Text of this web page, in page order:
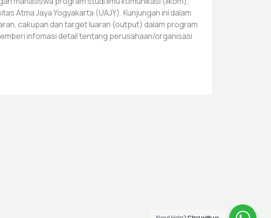
Atma Jaya Yogyakarta (UAJY). Kunjungan ini dalam
cakupan dan target luaran (output) dalam program
infomasi detail tentang perusahaan/organisasi